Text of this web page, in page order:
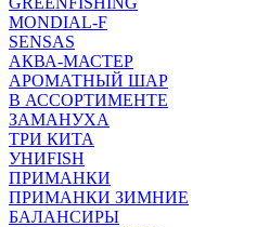
MONDIAL-F
SENSAS
АКВА-МАСТЕР
АРОМАТНЫЙ ШАР
В АССОРТИМЕНТЕ
ЗАМАНУХА
ТРИ КИТА
УНИFISH
ПРИМАНКИ
ПРИМАНКИ ЗИМНИЕ
БАЛАНСИРЫ